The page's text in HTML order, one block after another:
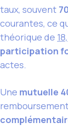
taux, souvent
courantes, ce
théorique de
participation
actes.
Une mutuelle